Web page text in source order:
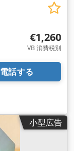
€1,260
VB 消費税別
電話する
小型広告